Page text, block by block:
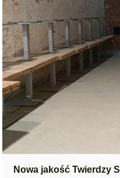
Nowa jakość Twierdzy